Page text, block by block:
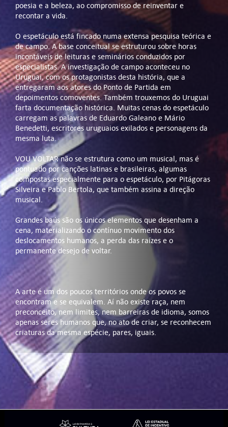
poesia e a beleza, ao compromisso de reinventar e
recontar a vida.
O espetáculo está fincado numa extensa pesquisa teórica e
de campo. A base conceitual se estruturou sobre horas
incontáveis de leituras e seminários conduzidos por
especialistas. A investigação de campo aconteceu no
Uruguai, com os protagonistas desta história, que a
entregaram aos atores do Ponto de Partida em
depoimentos comoventes. Também trouxemos do Uruguai
farta documentação histórica. Muitas cenas do espetáculo
carregam as palavras de Eduardo Galeano e Mário
Benedetti, escritores uruguaios exilados e personagens da
mesma luta.
VOU VOLTAR não se estrutura como um musical, mas é
pontuado por canções latinas e brasileiras, algumas
compostas especialmente para o espetáculo, por Pitágoras
Silveira e Pablo Bertola, que também assina a direção
musical.
Grandes baús são os únicos elementos que desenham a
cena, materializando o contínuo movimento dos
deslocamentos humanos, a perda das raízes e o
permanente desejo de voltar.
A arte é um dos poucos territórios onde os povos se
encontram e se equivalem. Aí não existe raça, nem
preconceito, nem limites, nem barreiras de idioma, somos
apenas seres humanos que, no ato de criar, se reconhecem
criaturas da mesma espécie, pares, iguais.